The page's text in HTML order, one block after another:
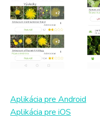
Aplikácia pre Android
Aplikácia pre iOS